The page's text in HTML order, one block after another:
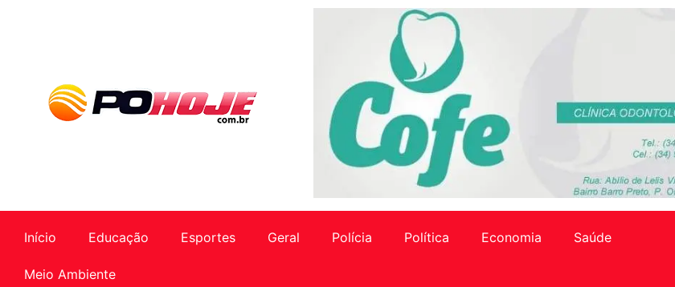
Início Educação Esportes Geral Polícia Política Economia Saúde
Meio Ambiente